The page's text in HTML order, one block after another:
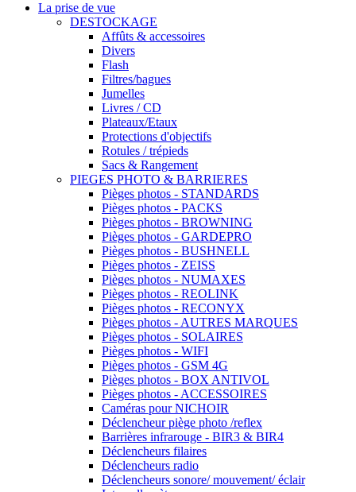
La prise de vue
DESTOCKAGE
Affûts & accessoires
Divers
Flash
Filtres/bagues
Jumelles
Livres / CD
Plateaux/Etaux
Protections d'objectifs
Rotules / trépieds
Sacs & Rangement
PIEGES PHOTO & BARRIERES
Pièges photos - STANDARDS
Pièges photos - PACKS
Pièges photos - BROWNING
Pièges photos - GARDEPRO
Pièges photos - BUSHNELL
Pièges photos - ZEISS
Pièges photos - NUMAXES
Pièges photos - REOLINK
Pièges photos - RECONYX
Pièges photos - AUTRES MARQUES
Pièges photos - SOLAIRES
Pièges photos - WIFI
Pièges photos - GSM 4G
Pièges photos - BOX ANTIVOL
Pièges photos - ACCESSOIRES
Caméras pour NICHOIR
Déclencheur piège photo /reflex
Barrières infrarouge - BIR3 & BIR4
Déclencheurs filaires
Déclencheurs radio
Déclencheurs sonore/ mouvement/ éclair